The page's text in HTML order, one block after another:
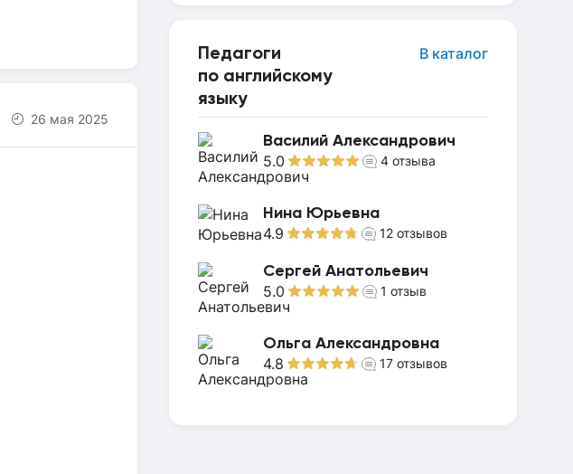
Педагоги
по английскому
языку
В каталог
Василий Александрович
5.0 4 отзыва
Нина Юрьевна
4.9 12 отзывов
Сергей Анатольевич
5.0 1 отзыв
Ольга Александровна
4.8 17 отзывов
26 мая 2025